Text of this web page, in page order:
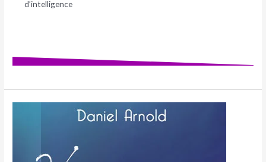
d’intelligence